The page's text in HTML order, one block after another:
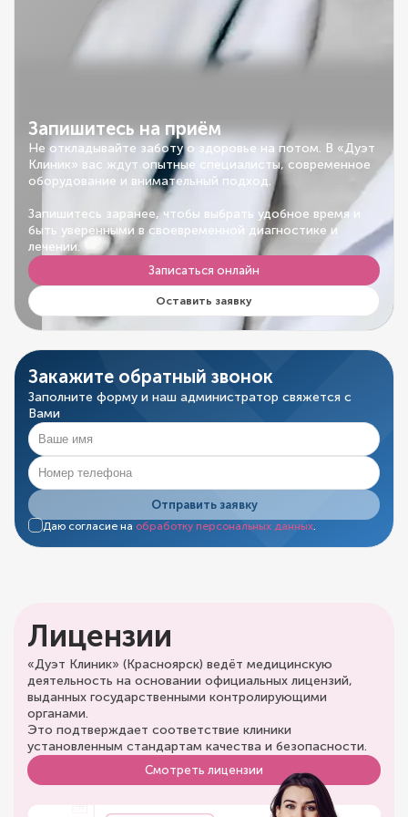
Запишитесь на приём
Не откладывайте заботу о здоровье на потом. В «Дуэт
Клиник» вас ждут опытные специалисты, современное
оборудование и внимательный подход.
Запишитесь заранее, чтобы выбрать удобное время и
быть уверенными в своевременной диагностике и
лечении.
Записаться онлайн
Оставить заявку
Закажите обратный звонок
Заполните форму и наш администратор свяжется с
Вами
Отправить заявку
Даю согласие на обработку персональных данных
Лицензии
«Дуэт Клиник» (Красноярск) ведёт медицинскую
деятельность на основании официальных лицензий,
выданных государственными контролирующими
органами.
Это подтверждает соответствие клиники
установленным стандартам качества и безопасности.
Смотреть лицензии